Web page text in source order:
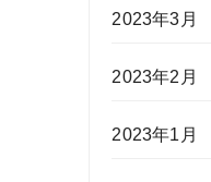
2023年3月
2023年2月
2023年1月